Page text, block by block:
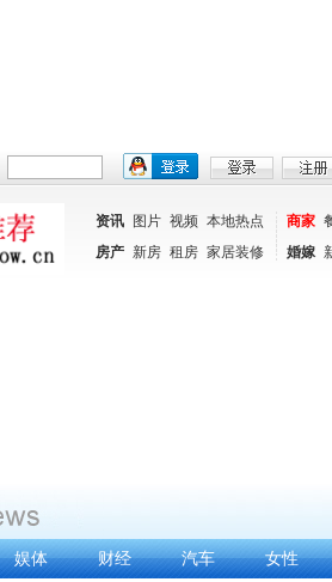
资讯 图片 视频 本地热点
房产 新房 租房 家居装修
商家
婚嫁
娱体 财经 汽车 女性